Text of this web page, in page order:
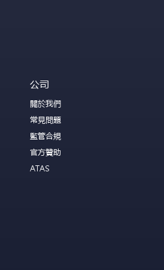
公司
關於我們
常見問題
監管合規
官方贊助
ATAS